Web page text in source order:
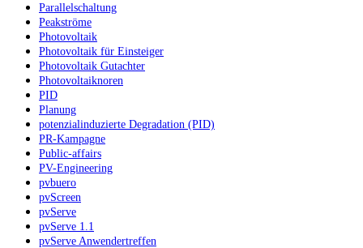
Parallelschaltung
Peakströme
Photovoltaik
Photovoltaik für Einsteiger
Photovoltaik Gutachter
Photovoltaiknoren
PID
Planung
potenzialinduzierte Degradation (PID)
PR-Kampagne
Public-affairs
PV-Engineering
pvbuero
pvScreen
pvServe
pvServe 1.1
pvServe Anwendertreffen